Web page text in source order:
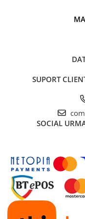
Statii de incarcare EV
Pompe de caldura
Ideal
Sisteme off-grid
Profesioniști care
SUPORT
SOCIAL